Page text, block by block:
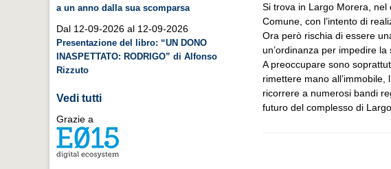
a un anno dalla sua scomparsa
Dal 12-09-2026 al 12-09-2026
Presentazione del libro: “UN DONO
INASPETTATO: RODRIGO” di Alfonso
Rizzuto
Vedi tutti
Grazie a
Si trova in Largo Morera, nel
Comune, con l’intento di
Ora però rischia di essere
un’ordinanza per impedire
A preoccupare sono
rimettere mano
ricorrere a numerosi bandi
futuro del complesso di